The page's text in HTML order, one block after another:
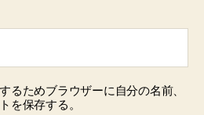
るためブラウザーに自分の名前、
を保存する。